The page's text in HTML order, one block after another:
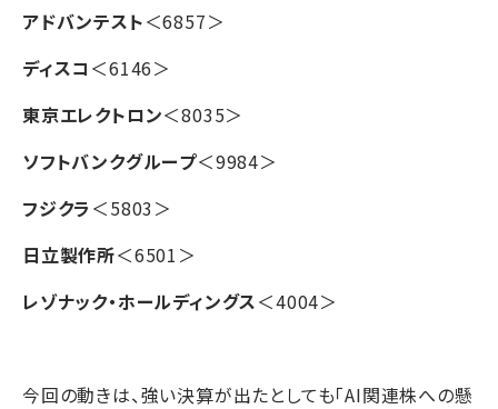
アドバンテスト＜6857＞
ディスコ ＜6146＞
東京エレクトロン＜8035＞
ソフトバンクグループ＜9984＞
フジクラ ＜5803＞
日立製作所＜6501＞
レゾナック・ホールディングス＜4004＞
今回の動きは、強い決算が出たとしても「AI関連株への懸